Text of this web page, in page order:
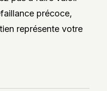
précoce,
représente votre